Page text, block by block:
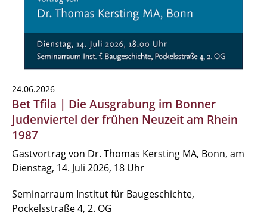
24.06.2026
Bet Tfila | Die Ausgrabung im Bonner
Judenviertel der frühen Neuzeit am Rhein
1987
Gastvortrag von Dr. Thomas Kersting MA, Bonn, am
Dienstag, 14. Juli 2026, 18 Uhr
Seminarraum Institut für Baugeschichte,
Pockelsstraße 4, 2. OG